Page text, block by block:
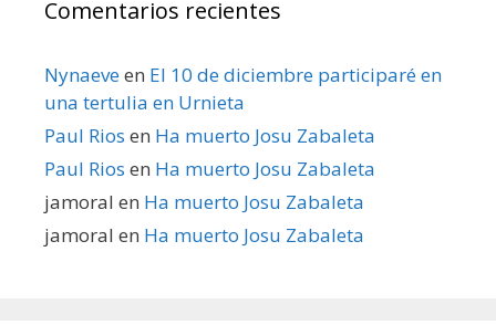
Comentarios recientes
Nynaeveen El 10 de diciembre participaré en
una tertulia en Urnieta
Paul Rios en Ha muerto Josu Zabaleta
Paul Rios en Ha muerto Josu Zabaleta
jamoral en Ha muerto Josu Zabaleta
jamoral en Ha muerto Josu Zabaleta